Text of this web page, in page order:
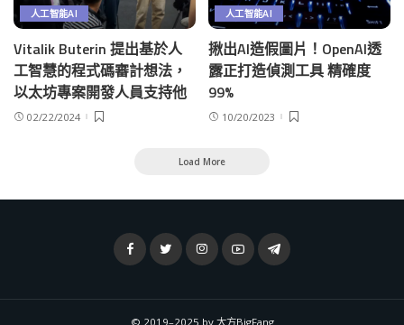
人工智能AI
Vitalik Buterin 提出基於人
工智慧的程式碼審計想法，
以太坊專案開發人員支持他
02/22/2024
人工智能AI
揪出AI造假圖片！OpenAI透
露正打造偵測工具 精確度
99%
10/20/2023
Load More
© 2019–2025 by 大方BigFang